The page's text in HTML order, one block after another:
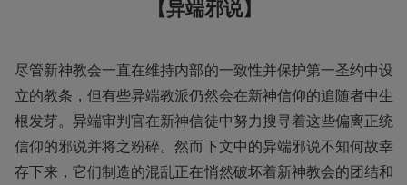
【异端邪说】
尽管新神教会一直在维持内部的一致性并保护第一圣约中设
立的教条，但有些异端教派仍然会在新神信仰的追随者中生
根发芽。异端审判官在新神信徒中努力搜寻着这些偏离正统
信仰的邪说并将之粉碎。然而下文中的异端邪说不知何故幸
存下来，它们制造的混乱正在悄然破坏着新神教会的团结和